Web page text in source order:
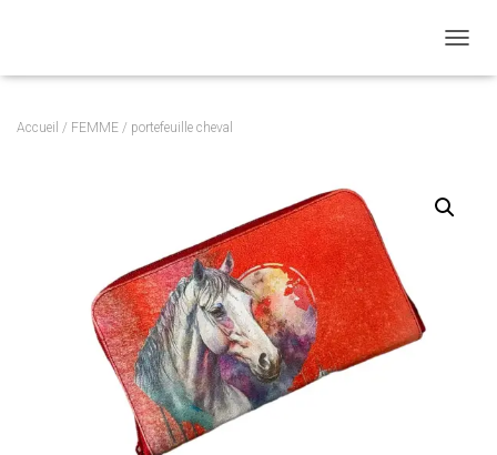
Accueil / FEMME / portefeuille cheval